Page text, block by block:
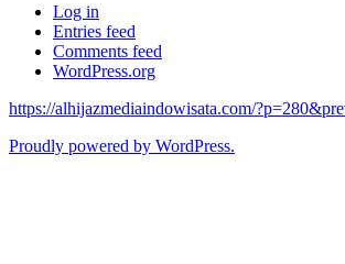
Log in
Entries feed
Comments feed
WordPress.org
https://alhijazmediaindowisata.com/
Proudly powered by WordPress.